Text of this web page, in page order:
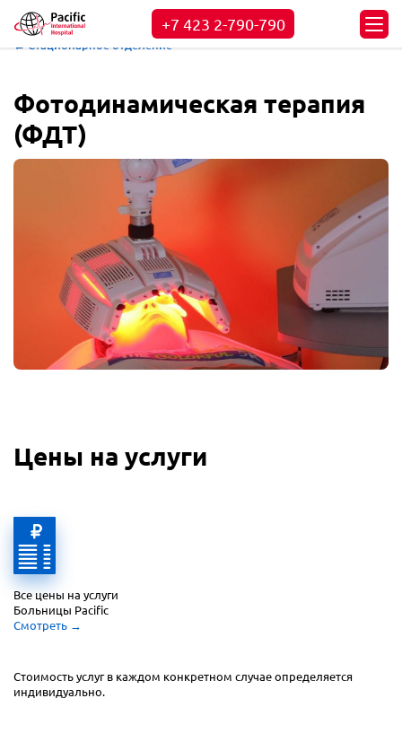
+7 423 2-790-790
← Стационарное отделение
Фотодинамическая терапия
(ФДТ)
Цены на услуги
Стоимость услуг в каждом конкретном случае определяется
индивидуально.
Все цены на услуги
Больницы Pacific
Смотреть →